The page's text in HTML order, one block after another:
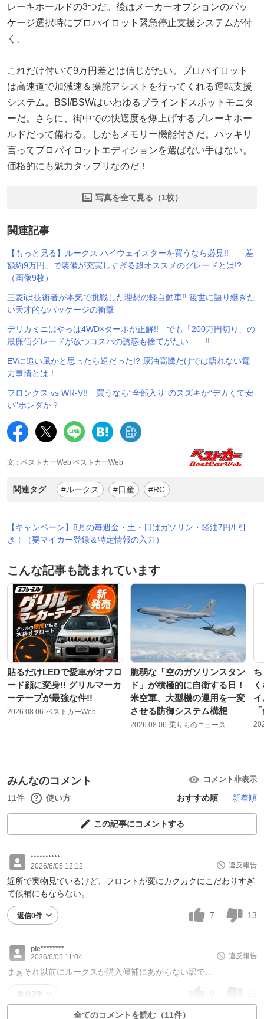
レーキホールドの3つだ。後はメーカーオプションのパッ
ケージ選択時にプロパイロット緊急停止支援システムが付
く。
これだけ付いて9万円差とは信じがたい。プロパイロット
は高速道で加減速＆操舵アシストを行ってくれる運転支援
システム。BSI/BSWはいわゆるブラインドスポットモニタ
ーだ。さらに、街中での快適度を爆上げするブレーキホー
ルドだって備わる。しかもメモリー機能付きだ。ハッキリ
言ってプロパイロットエディションを選ばない手はない。
価格的にも魅力タップリなのだ！
写真を全て見る（1枚）
関連記事
【もっと見る】ルークス ハイウェイスターを買うなら必見!! 「差
額約9万円」で装備が充実しすぎる超オススメのグレードとは!?
（画像9枚）
三菱iは技術者が本気で挑戦した理想の軽自動車!! 後世に語り継ぎた
い天才的なパッケージの衝撃
デリカミニはやっぱ4WD×ターボが正解!! でも「200万円切り」の
最廉価グレードが放つコスパの誘惑も捨てがたい……!!
EVに追い風かと思ったら逆だった!? 原油高騰だけでは語れない電
力事情とは！
フロンクス vs WR-V!! 買うなら“全部入り”のスズキか“デカくて安
い”ホンダか？
文：ベストカーWeb ベストカーWeb
関連タグ #ルークス #日産 #RC
【キャンペーン】8月の毎週金・土・日はガソリン・軽油7円/L引
き！（要マイカー登録＆特定情報の入力）
こんな記事も読まれています
貼るだけLEDで愛車がオフロ
ード顔に変身!! グリルマーカ
ーテープが最強な件!!
2026.08.06 ベストカーWeb
脆弱な「空のガソリンスタン
ド」が積極的に自衛する日！
米空軍、大型機の運用を一変
させる防御システム構想
2026.08.06 乗りものニュース
みんなのコメント コメント非表示
11件 使い方 おすすめ順 新着順
この記事にコメントする
**********
2026/6/05 12:12
違反報告
近所で実物見ているけど、フロントが変にカクカクにこだわりすぎ
て候補にもならない。
返信0件 7 13
ple********
2026/6/05 11:04
違反報告
まぁそれ以前にルークスが購入候補にあがらない訳で…
返信3件 15
全てのコメントを読む（11件）